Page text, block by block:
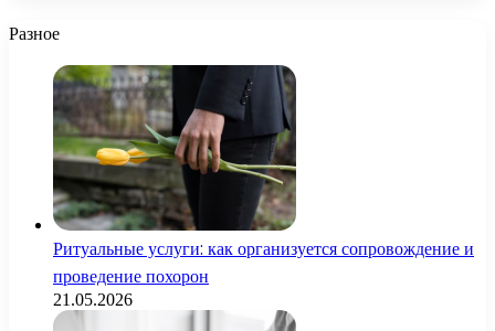
Разное
Ритуальные услуги: как организуется сопровождение и
проведение похорон
21.05.2026